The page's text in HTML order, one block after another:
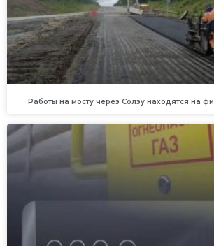
Работы на мосту через Солзу находятся на